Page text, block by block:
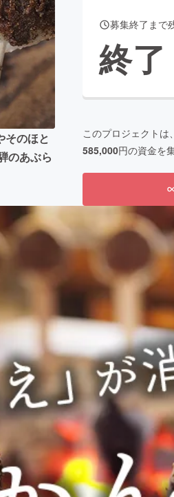
CAMPFIRE Creation
yaコミュニティ
そのほと
のあぶら
募集終了まで
終了
このプロジェクトは、
585,000円の資金を